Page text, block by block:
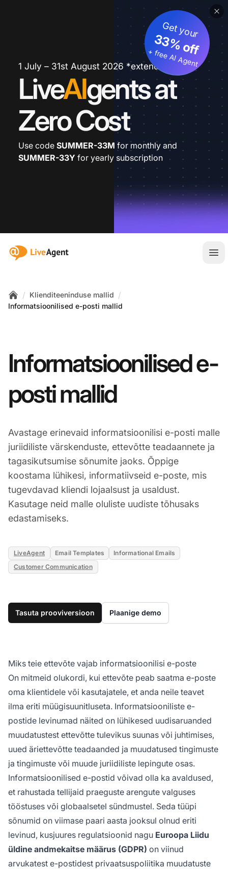
1 July – 31st August 2026 *extended
LiveAIgents at
Zero Cost
Get your
33% off
+ free AI Agent
Use code SUMMER-33M for monthly and
SUMMER-33Y for yearly subscription
:site.title
Home
/ Klienditeeninduse mallid /
Informatsioonilised e-posti mallid
Informatsioonilised e-
posti mallid
Avastage erinevaid informatsioonilisi e-posti malle
juriidiliste värskenduste, ettevõtte teadaannete ja
tagasikutsumise sõnumite jaoks. Õppige
koostama lühikesi, informatiivseid e-poste, mis
tugevdavad kliendi lojaalsust ja usaldust.
Kasutage neid malle oluliste uudiste tõhusaks
edastamiseks.
LiveAgent Email Templates
Informational Emails
Customer Communication
Tasuta prooviversioon Plaanige demo
Miks teie ettevõte vajab informatsioonilisi e-poste
On mitmeid olukordi, kui ettevõte peab saatma e-poste
oma klientidele või kasutajatele, et anda neile teavet
ilma eriti müügisuunitluseta. Informatsiooniliste e-
postide levinumad näited on lühikesed uudisaruanded
muudatustest ettevõtte tulevikus suunas või juhtimises,
uued äriettevõtte teadaanded ja muudatused tingimuste
ja tingimuste või muude juriidiliste lepingute osas.
Informatsioonilised e-postid võivad olla ka avaldused,
et rahustada tellijaid praeguste arengute valguses
tööstuses või globaalsetel sündmustel. Seda tüüpi
sõnumid on viimase paari aasta jooksul olnud eriti
levinud, kusjuures regulatsioonid nagu Euroopa Liidu
üldine andmekaitse määrus (GDPR) on viinud
arvukatest e-postidest privaatsuspoliitika muudatuste